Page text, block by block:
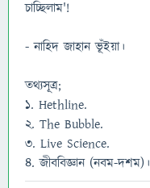
চাচ্ছিলাম'!
- নাহিদ জাহান ভূঁইয়া।
তথ্যসূত্র;
১. Hethline.
২. The Bubble.
৩. Live Science.
৪. জীববিজ্ঞান (নবম-দশম)।